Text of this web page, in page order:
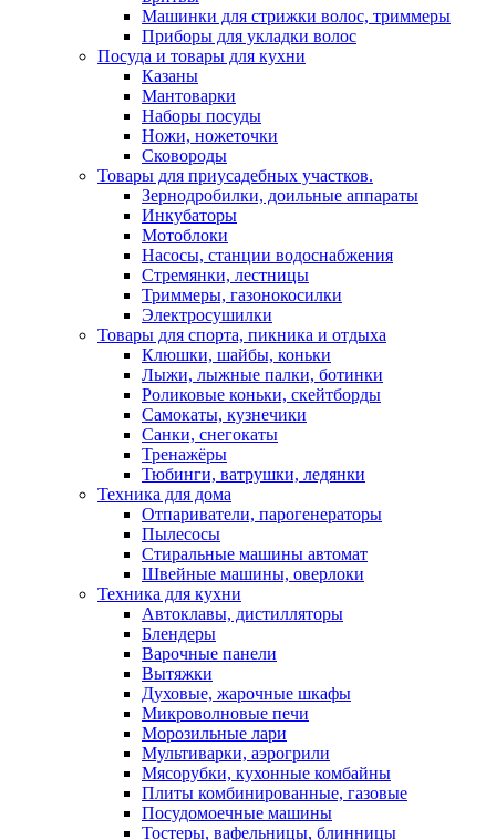
Машинки для стрижки волос, триммеры
Приборы для укладки волос
Посуда и товары для кухни
Казаны
Мантоварки
Наборы посуды
Ножи, ножеточки
Сковороды
Товары для приусадебных участков.
Зернодробилки, доильные аппараты
Инкубаторы
Мотоблоки
Насосы, станции водоснабжения
Стремянки, лестницы
Триммеры, газонокосилки
Электросушилки
Товары для спорта, пикника и отдыха
Клюшки, шайбы, коньки
Лыжи, лыжные палки, ботинки
Роликовые коньки, скейтборды
Самокаты, кузнечики
Санки, снегокаты
Тренажёры
Тюбинги, ватрушки, ледянки
Техника для дома
Отпариватели, парогенераторы
Пылесосы
Стиральные машины автомат
Швейные машины, оверлоки
Техника для кухни
Автоклавы, дистилляторы
Блендеры
Варочные панели
Вытяжки
Духовые, жарочные шкафы
Микроволновые печи
Морозильные лари
Мультиварки, аэрогрили
Мясорубки, кухонные комбайны
Плиты комбинированные, газовые
Посудомоечные машины
Тостеры, вафельницы, блинницы